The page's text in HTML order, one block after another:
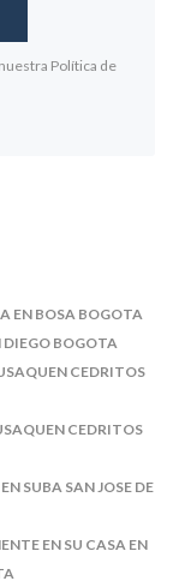
Política de
EN BOSA BOGOTA
DIEGO BOGOTA
CEDRITOS
CEDRITOS
SUBA SAN JOSE DE
EN SU CASA EN